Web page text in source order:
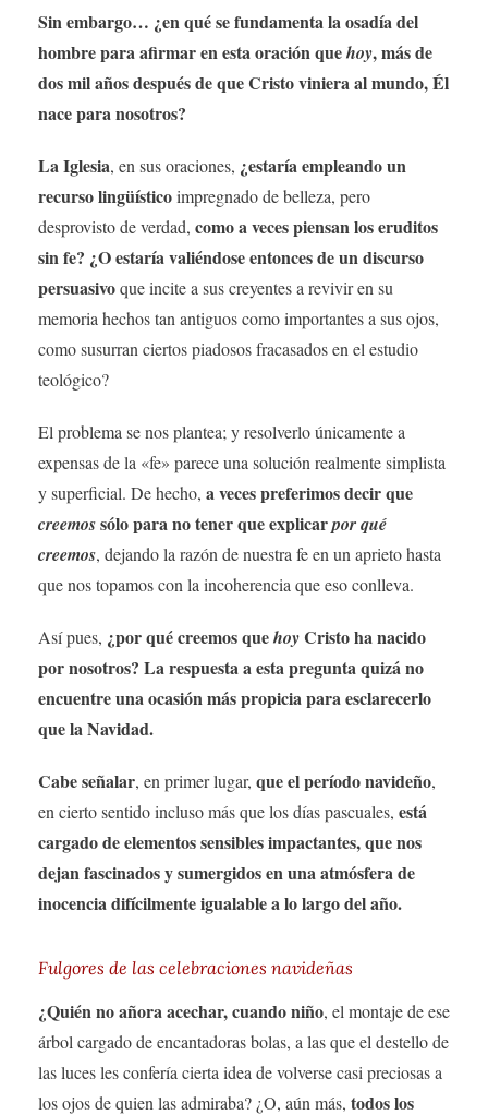
Sin embargo… ¿en qué se fundamenta la osadía del
hombre para afirmar en esta oración quehoy, más de
dos mil años después de que Cristo viniera al mundo, Él
nace para nosotros?
La Iglesia, en sus oraciones, ¿estaría empleando un
recurso lingüísticoimpregnado de belleza, pero
desprovisto de verdad, como a veces piensan los eruditos
sin fe? ¿O estaría valiéndose entonces de un discurso
persuasivoque incite a sus creyentes a revivir en su
memoria hechos tan antiguos como importantes a sus ojos,
como susurran ciertos piadosos fracasados ​​en el estudio
teológico?
El problema se nos plantea; y resolverlo únicamente a
expensas de la «fe» parece una solución realmente simplista
y superficial. De hecho, a veces preferimos decir que
creemossólo para no tener que explicarpor qué
creemos, dejando la razón de nuestra fe en un aprieto hasta
que nos topamos con la incoherencia que eso conlleva.
Así pues, ¿por qué creemos quehoyCristo ha nacido
por nosotros? La respuesta a esta pregunta quizá no
encuentre una ocasión más propicia para esclarecerlo
que la Navidad.
Cabe señalar, en primer lugar, que el período navideño,
en cierto sentido incluso más que los días pascuales, está
cargado de elementos sensibles impactantes, que nos
dejan fascinados y sumergidos en una atmósfera de
inocencia difícilmente igualable a lo largo del año.
Fulgores de las celebraciones navideñas
¿Quién no añora acechar, cuando niño, el montaje de ese
árbol cargado de encantadoras bolas, a las que el destello de
las luces les confería cierta idea de volverse casi preciosas a
los ojos de quien las admiraba? ¿O, aún más, todos los